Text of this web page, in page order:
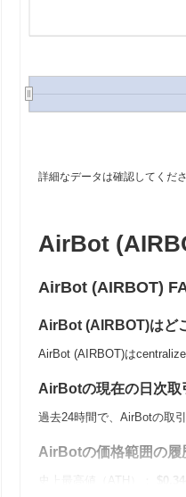
詳細なデータは確認してくだ
AirBot
AirBot (AIRBOT)
AirBot (AIRBOT)はど
AirBot (AIRBOT)は
AirBotの現在の日次取
過去24時間で、AirBotの取
AirBotの価格範囲の履
史上最高値（ATH）：